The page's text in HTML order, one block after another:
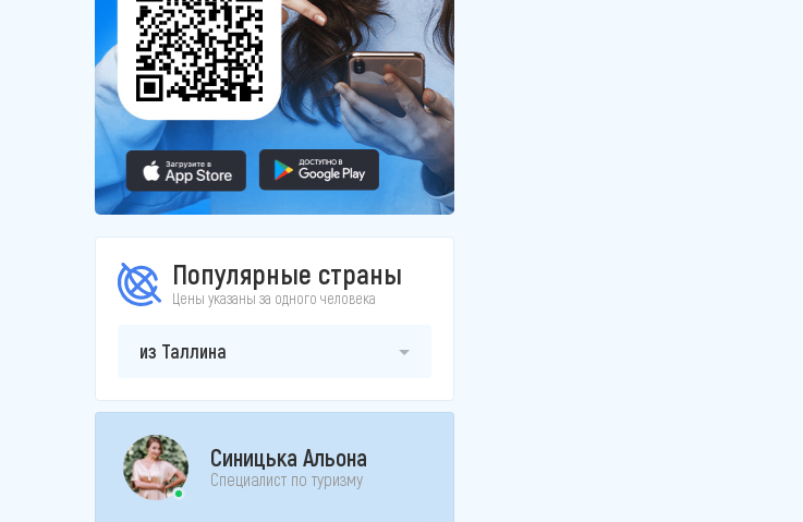
Популярные страны
Цены указаны за одного человека
из Таллина
Синицька Альона
Специалист по туризму